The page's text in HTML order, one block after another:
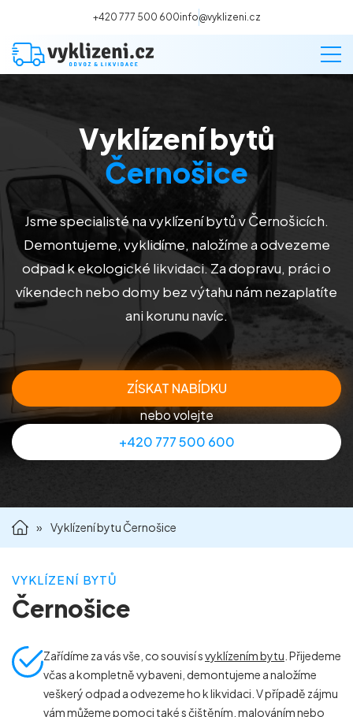
+420 777 500 600info@vyklizeni.cz
Vyklízení
Stěhování
Malování
Deratizace a dezinsekce
Příprava nemovitostí na prodej
Reference
Vyklízení bytů
Černošice
Jsme specialisté na vyklízení bytů v Černošicích.
Demontujeme, vyklidíme, naložíme a odvezeme
odpad k ekologické likvidaci. Za dopravu, práci o
víkendech nebo domy bez výtahu nám nezaplatíte
ani korunu navíc.
ZÍSKAT NABÍDKU
nebo volejte
+420 777 500 600
» Vyklízení bytu Černošice
VYKLÍZENÍ BYTŮ
Černošice
Zařídíme za vás vše, co souvisí svyklízením bytu . Přijedeme
včas a kompletně vybaveni, demontujeme a naložíme
veškerý odpad a odvezeme ho k likvidaci. V případě zájmu
vám můžeme pomoci také s čištěním, malováním nebo